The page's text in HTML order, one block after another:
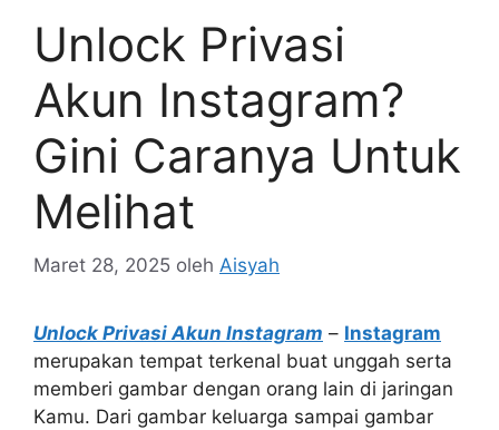
Unlock Privasi
Akun Instagram?
Gini Caranya Untuk
Melihat
Maret 28, 2025 oleh Aisyah
Unlock Privasi Akun Instagram – Instagram
merupakan tempat terkenal buat unggah serta
memberi gambar dengan orang lain di jaringan
Kamu. Dari gambar keluarga sampai gambar